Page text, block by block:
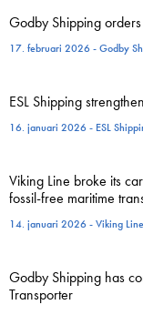
Godby Shipping
17. februari 2026 - Godby
ESL Shipping
16. januari 2026 - ESL
Viking Line broke its
fossil-free maritime
14. januari 2026 - Viking
Godby Shipping has
Transporter